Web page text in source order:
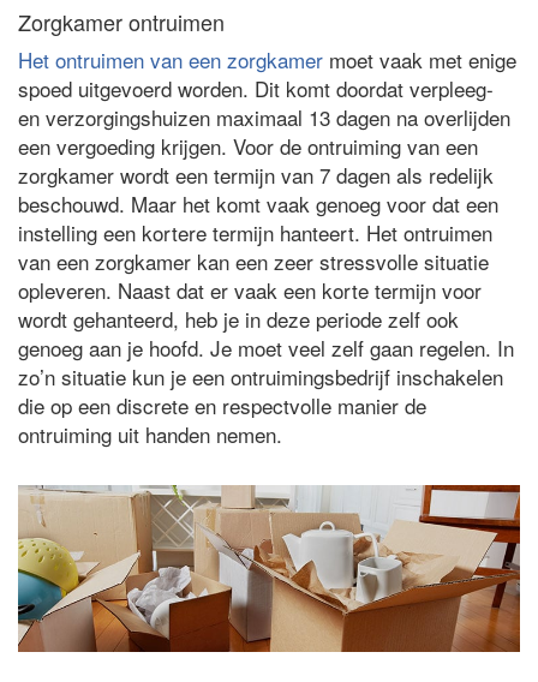
Zorgkamer ontruimen
Het ontruimen van een zorgkamer moet vaak met enige
spoed uitgevoerd worden. Dit komt doordat verpleeg-
en verzorgingshuizen maximaal 13 dagen na overlijden
een vergoeding krijgen. Voor de ontruiming van een
zorgkamer wordt een termijn van 7 dagen als redelijk
beschouwd. Maar het komt vaak genoeg voor dat een
instelling een kortere termijn hanteert. Het ontruimen
van een zorgkamer kan een zeer stressvolle situatie
opleveren. Naast dat er vaak een korte termijn voor
wordt gehanteerd, heb je in deze periode zelf ook
genoeg aan je hoofd. Je moet veel zelf gaan regelen. In
zo’n situatie kun je een ontruimingsbedrijf inschakelen
die op een discrete en respectvolle manier de
ontruiming uit handen nemen.